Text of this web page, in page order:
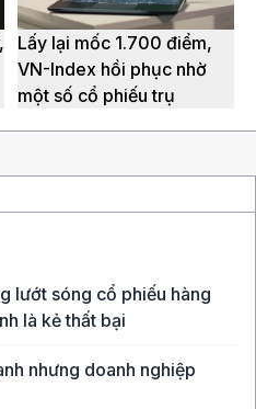
Lấy lại mốc 1.700 điểm,
VN-Index hồi phục nhờ
một số cổ phiếu trụ
lướt sóng cổ phiếu hàng
là kẻ thất bại
nhưng doanh nghiệp